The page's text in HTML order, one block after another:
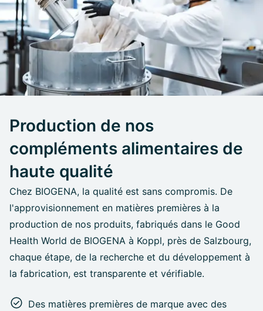
Production de nos
compléments alimentaires de
haute qualité
Chez BIOGENA, la qualité est sans compromis. De
l'approvisionnement en matières premières à la
production de nos produits, fabriqués dans le Good
Health World de BIOGENA à Koppl, près de Salzbourg,
chaque étape, de la recherche et du développement à
la fabrication, est transparente et vérifiable.
Des matières premières de marque avec des